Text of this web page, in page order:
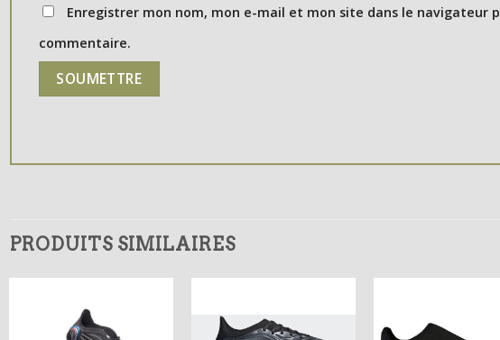
Enregistrer mon nom, mon e-mail et mon site dans le navigateur
commentaire.
PRODUITS SIMILAIRES